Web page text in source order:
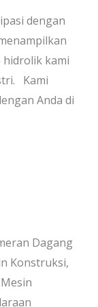
dengan
kami
Kami
Anda di
Dagang
Konstruksi,